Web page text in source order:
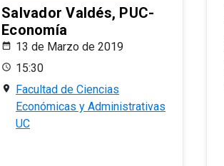
Salvador Valdés, PUC-
Economía
13 de Marzo de 2019
15:30
Facultad de Ciencias
Económicas y Administrativas
UC